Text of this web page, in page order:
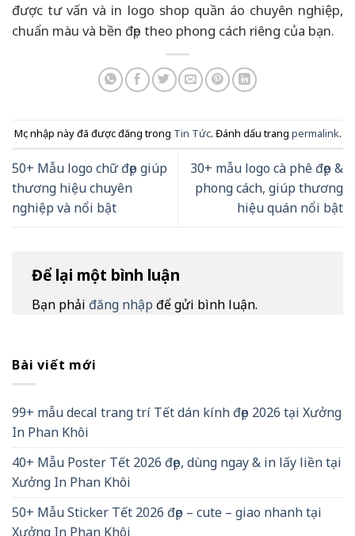
được tư vấn và in logo shop quần áo chuyên nghiệp,
chuẩn màu và bền đẹp theo phong cách riêng của bạn.
Mục nhập này đã được đăng trong Tin Tức. Đánh dấu trang permalink.
50+ Mẫu logo chữ đẹp giúp
thương hiệu chuyên
nghiệp và nổi bật
30+ mẫu logo cà phê đẹp &
phong cách, giúp thương
hiệu quán nổi bật
Để lại một bình luận
Bạn phải đăng nhập để gửi bình luận.
Bài viết mới
99+ mẫu decal trang trí Tết dán kính đẹp 2026 tại Xưởng
In Phan Khôi
40+ Mẫu Poster Tết 2026 đẹp, dùng ngay & in lấy liền tại
Xưởng In Phan Khôi
50+ Mẫu Sticker Tết 2026 đẹp – cute – giao nhanh tại
Xưởng In Phan Khôi